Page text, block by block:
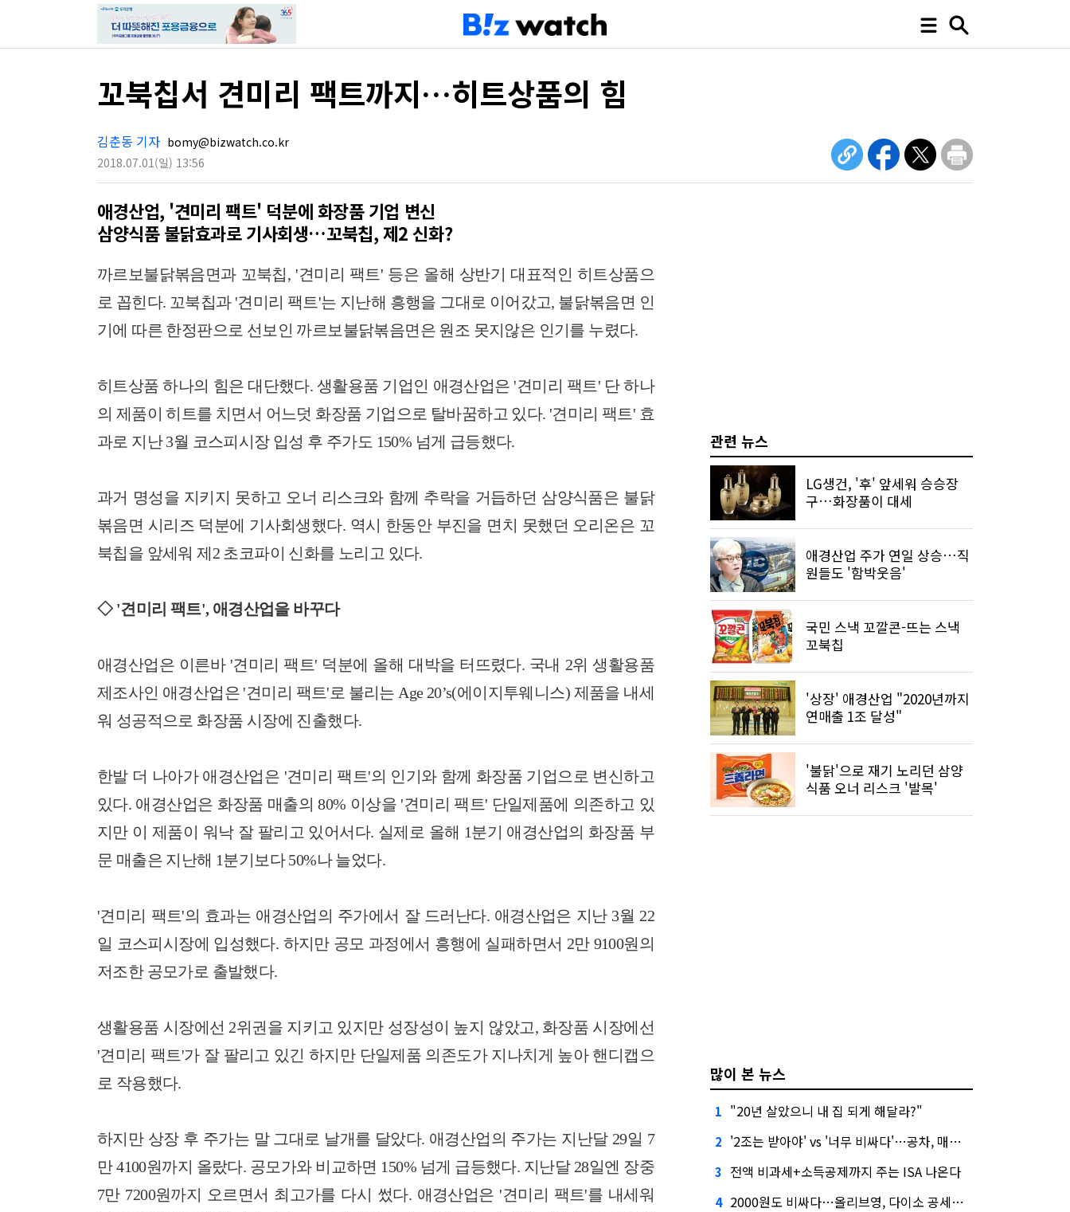
꼬북칩서 견미리 팩트까지…히트상품의 힘
김춘동 기자 bomy@bizwatch.co.kr
2018.07.01(일) 13:56
애경산업, '견미리 팩트' 덕분에 화장품 기업 변신
삼양식품 불닭효과로 기사회생…꼬북칩, 제2 신화?
까르보불닭볶음면과 꼬북칩, '견미리 팩트' 등은 올해 상반기 대표적인 히트상품으
로 꼽힌다. 꼬북칩과 '견미리 팩트'는 지난해 흥행을 그대로 이어갔고, 불닭볶음면 인
기에 따른 한정판으로 선보인 까르보불닭볶음면은 원조 못지않은 인기를 누렸다.
히트상품 하나의 힘은 대단했다. 생활용품 기업인 애경산업은 '견미리 팩트' 단 하나
의 제품이 히트를 치면서 어느덧 화장품 기업으로 탈바꿈하고 있다. '견미리 팩트' 효
과로 지난 3월 코스피시장 입성 후 주가도 150% 넘게 급등했다.
과거 명성을 지키지 못하고 오너 리스크와 함께 추락을 거듭하던 삼양식품은 불닭
볶음면 시리즈 덕분에 기사회생했다. 역시 한동안 부진을 면치 못했던 오리온은 꼬
북칩을 앞세워 제2 초코파이 신화를 노리고 있다.
◇ '견미리 팩트', 애경산업을 바꾸다
애경산업은 이른바 '견미리 팩트' 덕분에 올해 대박을 터뜨렸다. 국내 2위 생활용품
제조사인 애경산업은 '견미리 팩트'로 불리는 Age 20’s(에이지투웨니스) 제품을 내세
워 성공적으로 화장품 시장에 진출했다.
한발 더 나아가 애경산업은 '견미리 팩트'의 인기와 함께 화장품 기업으로 변신하고
있다. 애경산업은 화장품 매출의 80% 이상을 '견미리 팩트' 단일제품에 의존하고 있
지만 이 제품이 워낙 잘 팔리고 있어서다. 실제로 올해 1분기 애경산업의 화장품 부
문 매출은 지난해 1분기보다 50%나 늘었다.
'견미리 팩트'의 효과는 애경산업의 주가에서 잘 드러난다. 애경산업은 지난 3월 22
일 코스피시장에 입성했다. 하지만 공모 과정에서 흥행에 실패하면서 2만 9100원의
저조한 공모가로 출발했다.
생활용품 시장에선 2위권을 지키고 있지만 성장성이 높지 않았고, 화장품 시장에선
'견미리 팩트'가 잘 팔리고 있긴 하지만 단일제품 의존도가 지나치게 높아 핸디캡으
로 작용했다.
하지만 상장 후 주가는 말 그대로 날개를 달았다. 애경산업의 주가는 지난달 29일 7
만 4100원까지 올랐다. 공모가와 비교하면 150% 넘게 급등했다. 지난달 28일엔 장중
7만 7200원까지 오르면서 최고가를 다시 썼다. 애경산업은 '견미리 팩트'를 내세워
관련 뉴스
LG생건, '후' 앞세워 승승장
구…화장품이 대세
애경산업 주가 연일 상승…직
원들도 '함박웃음'
국민 스낵 꼬깔콘-뜨는 스낵
꼬북칩
'상장' 애경산업 "2020년까지
연매출 1조 달성"
'불닭'으로 재기 노리던 삼양
식품 오너 리스크 '발목'
많이 본 뉴스
1 "20년 살았으니 내 집 되게 해달라?"
2 '2조는 받아야' vs '너무 비싸다'…공차, 매각 성공할까
3 전액 비과세+소득공제까지 주는 ISA 나온다
4 2000원도 비싸다…올리브영, 다이소 공세에 '가성비'로 맞불